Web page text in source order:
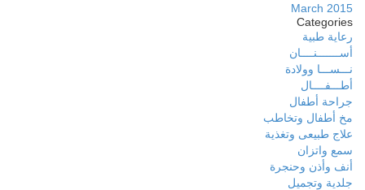
March 2015
Categories
رعاية طبية
أســـــــنــــان
نـــســـا وولادة
أطـــفــــال
جراحة أطفال
مخ أطفال وتخاطب
علاج طبيعى وتغذية
سمع واتزان
أنف وأذن وحنجرة
جلدية وتجميل